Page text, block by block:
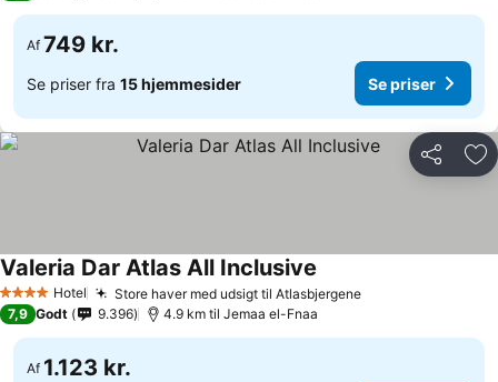
Af 749 kr.
Se priser fra 15 hjemmesider Se priser
Del
4 StjernerHotel Store haver med udsigt til Atlasbjergene
Valeria Dar Atlas All Inclusive
7,9 Godt 9.396 4.9 km til Jemaa el-Fnaa
Af 1.123 kr.